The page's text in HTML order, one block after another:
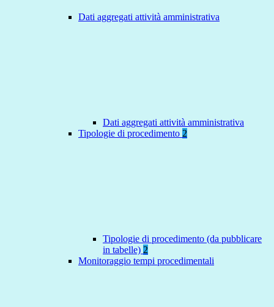
Dati aggregati attività amministrativa
Dati aggregati attività amministrativa
Tipologie di procedimento 2
Tipologie di procedimento (da pubblicare
in tabelle) 2
Monitoraggio tempi procedimentali